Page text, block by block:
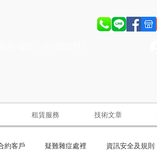
府-電話： 07-3221717
租賃服務 技術文章
約客戶 疑難雜症處裡 資訊安全及規則